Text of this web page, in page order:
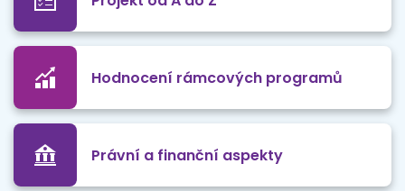
Hodnocení rámcových programů
Právní a finanční aspekty